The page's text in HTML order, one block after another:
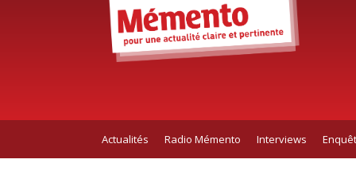
Actualités Radio Mémento Interviews